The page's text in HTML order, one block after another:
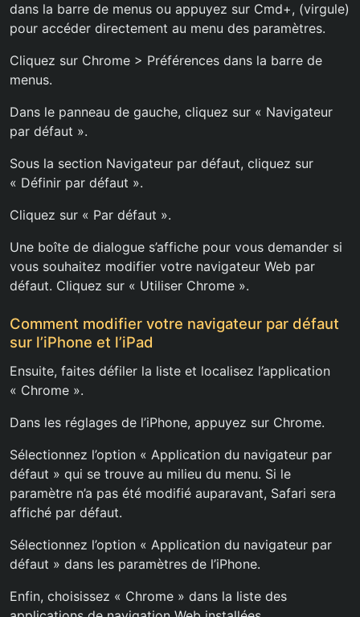
dans la barre de menus ou appuyez sur Cmd+, (virgule)
pour accéder directement au menu des paramètres.
Cliquez sur Chrome > Préférences dans la barre de
menus.
Dans le panneau de gauche, cliquez sur « Navigateur
par défaut ».
Sous la section Navigateur par défaut, cliquez sur
« Définir par défaut ».
Cliquez sur « Par défaut ».
Une boîte de dialogue s’affiche pour vous demander si
vous souhaitez modifier votre navigateur Web par
défaut. Cliquez sur « Utiliser Chrome ».
Comment modifier votre navigateur par défaut
sur l’iPhone et l’iPad
Ensuite, faites défiler la liste et localisez l’application
« Chrome ».
Dans les réglages de l’iPhone, appuyez sur Chrome.
Sélectionnez l’option « Application du navigateur par
défaut » qui se trouve au milieu du menu. Si le
paramètre n’a pas été modifié auparavant, Safari sera
affiché par défaut.
Sélectionnez l’option « Application du navigateur par
défaut » dans les paramètres de l’iPhone.
Enfin, choisissez « Chrome » dans la liste des